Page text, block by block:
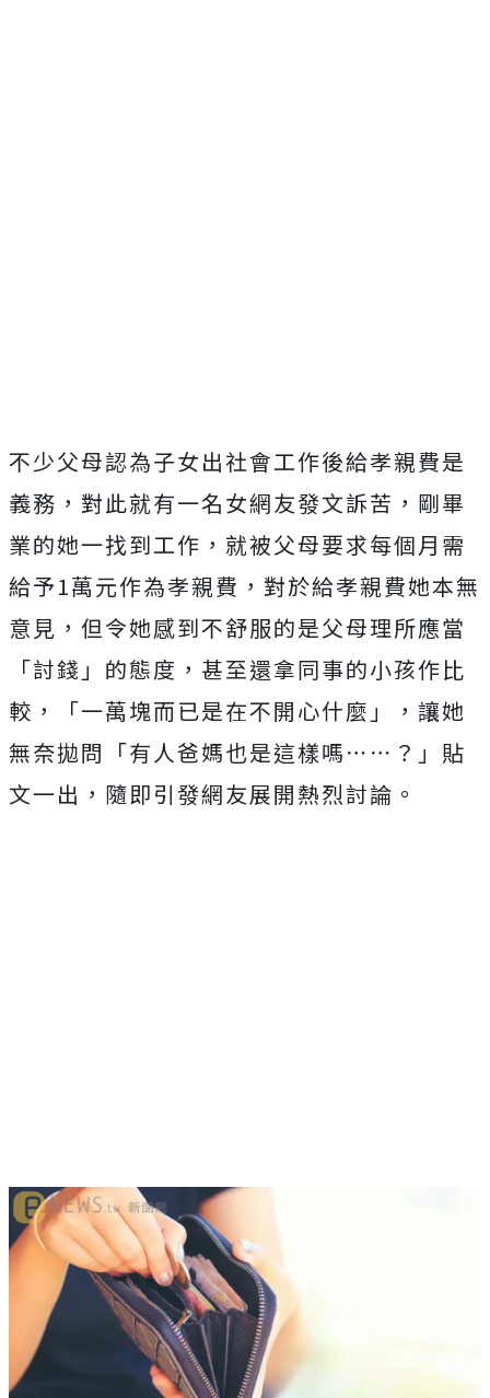
不少父母認為子女出社會工作後給孝親費是
義務，對此就有一名女網友發文訴苦，剛畢
業的她一找到工作，就被父母要求每個月需
給予1萬元作為孝親費，對於給孝親費她本無
意見，但令她感到不舒服的是父母理所應當
「討錢」的態度，甚至還拿同事的小孩作比
較，「一萬塊而已是在不開心什麼」，讓她
無奈拋問「有人爸媽也是這樣嗎⋯⋯？」 貼
文一出，隨即引發網友展開熱烈討論。